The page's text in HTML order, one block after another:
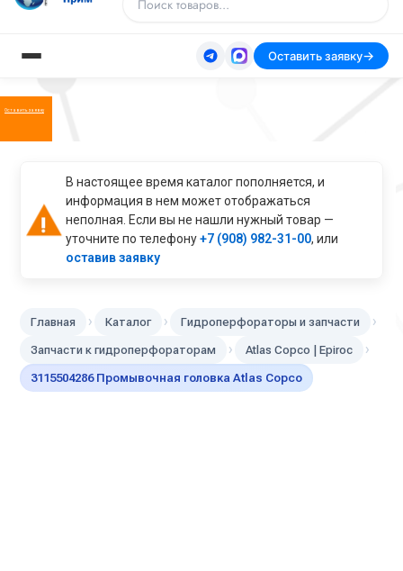
Оставить заявку
Оставить заявку
В настоящее время каталог пополняется, и
информация в нем может отображаться
неполная. Если вы не нашли нужный товар —
уточните по телефону+7 (908) 982-31-00, или
оставив заявку
Главная › Каталог › Гидроперфораторы и запчасти ›
Запчасти к гидроперфораторам › Atlas Copco | Epiroc ›
3115504286 Промывочная головка Atlas Copco